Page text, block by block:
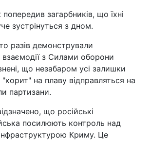
загарбників, що їхні
зустрінуться з дном.
разів демонстрували
взаємодії з Силами оборони
що незабаром усі залишки
на плаву відправляться на
партизани.
що російські
посилюють контроль над
Криму. Це